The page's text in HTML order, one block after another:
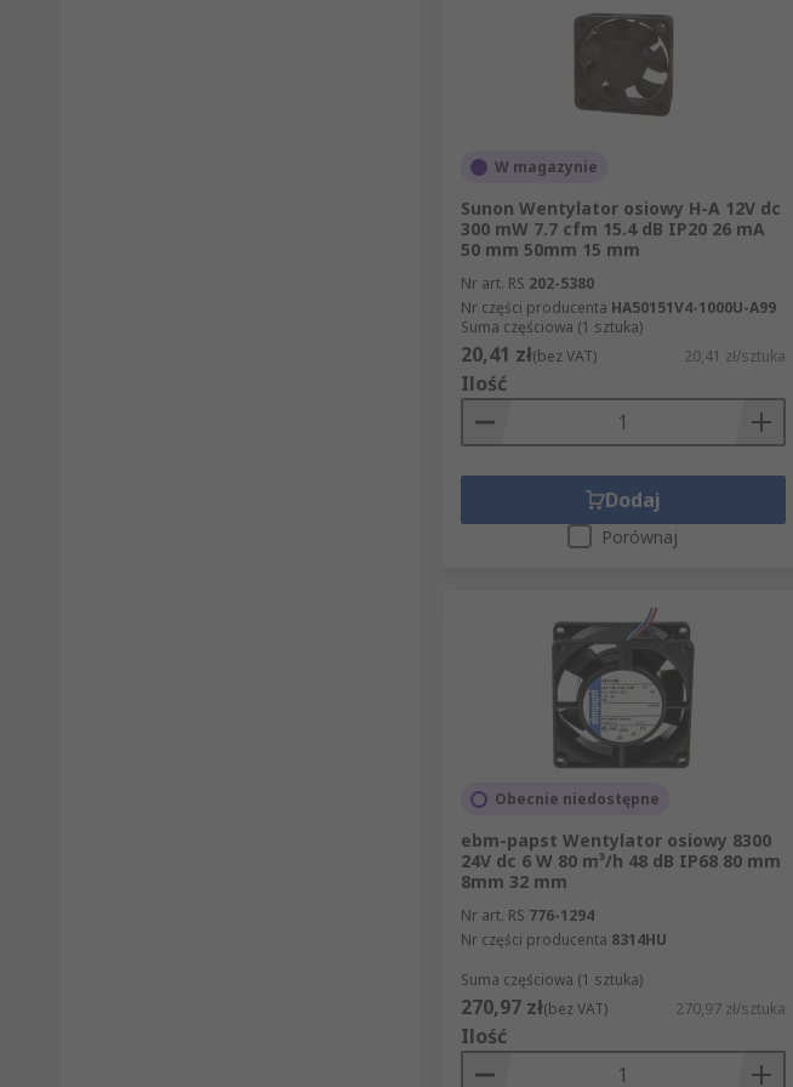
W magazynie
Sunon Wentylator osiowy H-A 12V dc
300 mW 7.7 cfm 15.4 dB IP20 26 mA
50 mm 50mm 15 mm
Nr art. RS 202-5380
Nr części producenta HA50151V4-1000U-A99
Suma częściowa (1 sztuka)
20,41 zł(bez VAT) 20,41 zł/sztuka
Ilość
Dodaj
Porównaj
Obecnie niedostępne
ebm-papst Wentylator osiowy 8300
24V dc 6 W 80 m³/h 48 dB IP68 80 mm
8mm 32 mm
Nr art. RS 776-1294
Nr części producenta 8314HU
Suma częściowa (1 sztuka)
270,97 zł(bez VAT) 270,97 zł/sztuka
Ilość